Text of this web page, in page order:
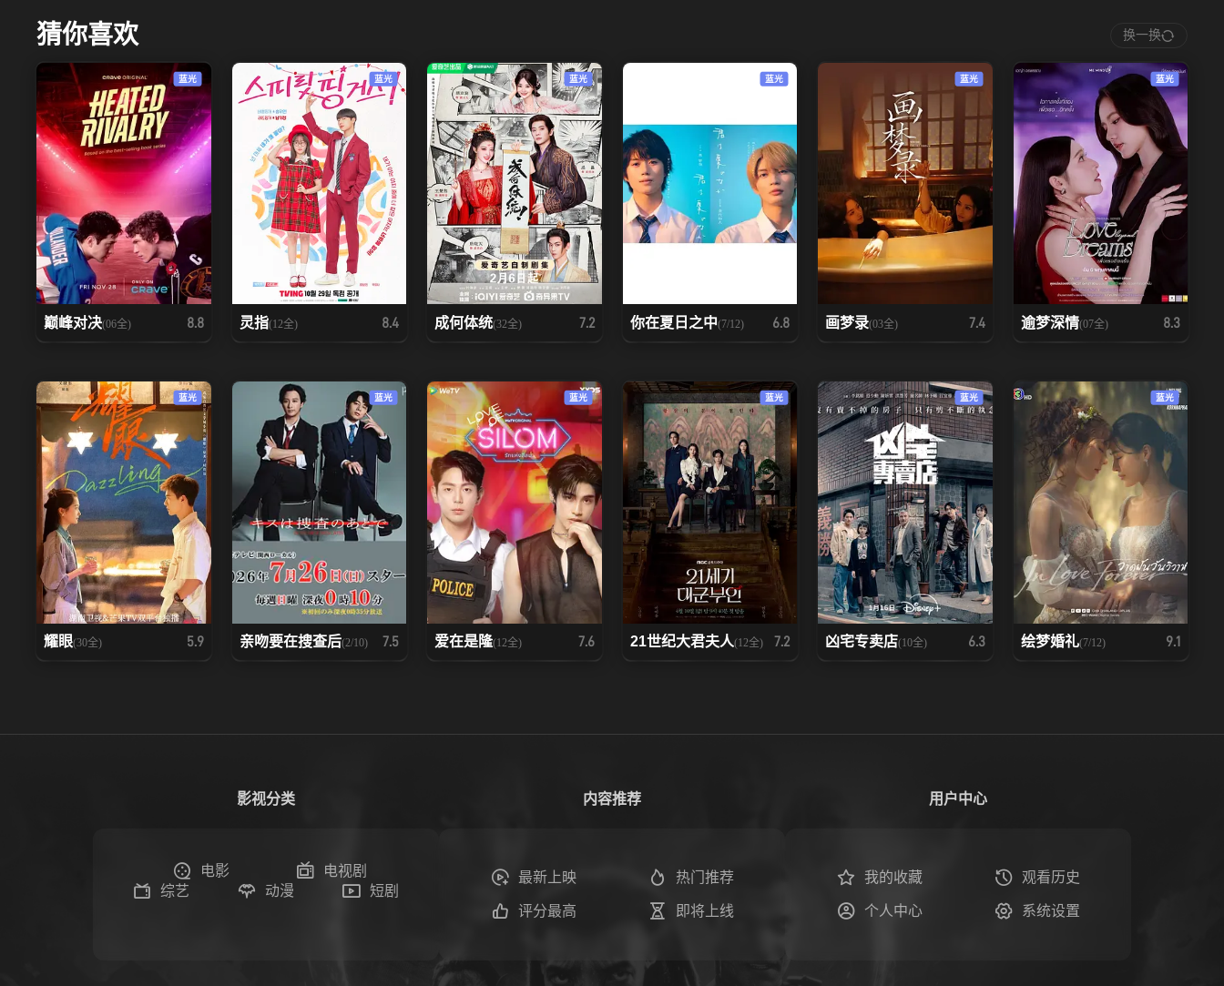
猜你喜欢 换一换
蓝光
巅峰对决(06全) 8.8
蓝光
灵指(12全) 8.4
蓝光
成何体统(32全) 7.2
蓝光
你在夏日之中(7/12) 6.8
蓝光
画梦录(03全) 7.4
蓝光
逾梦深情(07全) 8.3
蓝光
耀眼(30全) 5.9
蓝光
亲吻要在搜查后(2/10) 7.5
蓝光
爱在是隆(12全) 7.6
蓝光
21世纪大君夫人(12全) 7.2
蓝光
凶宅专卖店(10全) 6.3
蓝光
绘梦婚礼(7/12) 9.1
影视分类
电影
电视剧
综艺
动漫 短剧
内容推荐
最新上映 热门推荐
评分最高 即将上线
用户中心
我的收藏 观看历史
个人中心 系统设置